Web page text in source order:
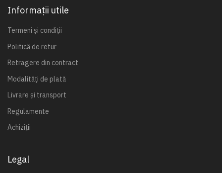
Informații utile
Termeni și condiții
Politică de retur
Retragere din contract
Modalități de plată
Livrare și transport
Regulamente
Achiziții
Legal